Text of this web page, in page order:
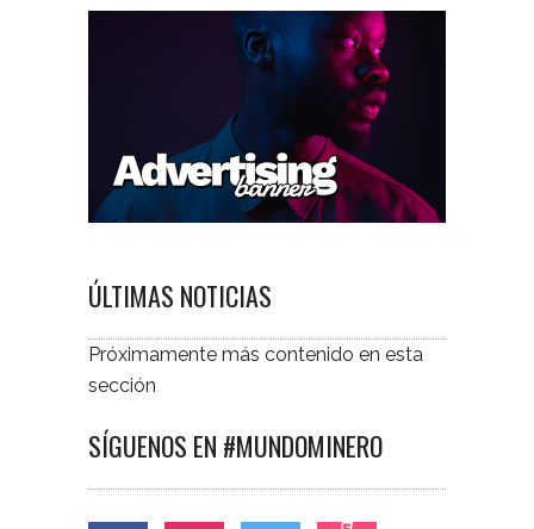
ÚLTIMAS NOTICIAS
Próximamente más contenido en esta
sección
SÍGUENOS EN #MUNDOMINERO